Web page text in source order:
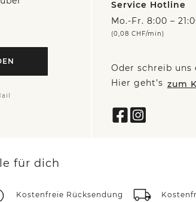
Service Hotline
Mo.-Fr. 8:00 –
(0,08 CHF/min)
Oder schreib uns
Hier geht’s zum
für dich
Kostenfreie Rücksendung